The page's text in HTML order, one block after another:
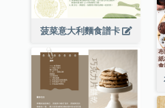
菠菜意大利麵食譜卡